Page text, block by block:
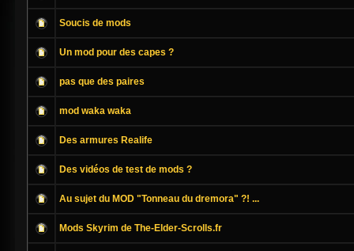
Soucis de mods
Un mod pour des capes ?
pas que des paires
mod waka waka
Des armures Realife
Des vidéos de test de mods ?
Au sujet du MOD "Tonneau du dremora" ?! ...
Mods Skyrim de The-Elder-Scrolls.fr